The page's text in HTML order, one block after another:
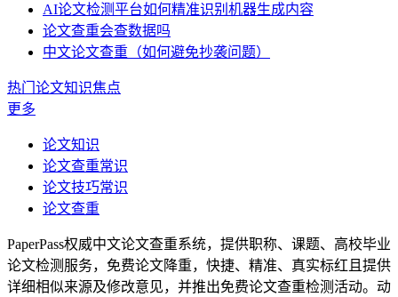
AI论文检测平台如何精准识别机器生成内容
论文查重会查数据吗
中文论文查重（如何避免抄袭问题）
热门论文知识焦点
更多
论文知识
论文查重常识
论文技巧常识
论文查重
PaperPass权威中文论文查重系统，提供职称、课题、高校毕业
论文检测服务，免费论文降重，快捷、精准、真实标红且提供
详细相似来源及修改意见，并推出免费论文查重检测活动。动